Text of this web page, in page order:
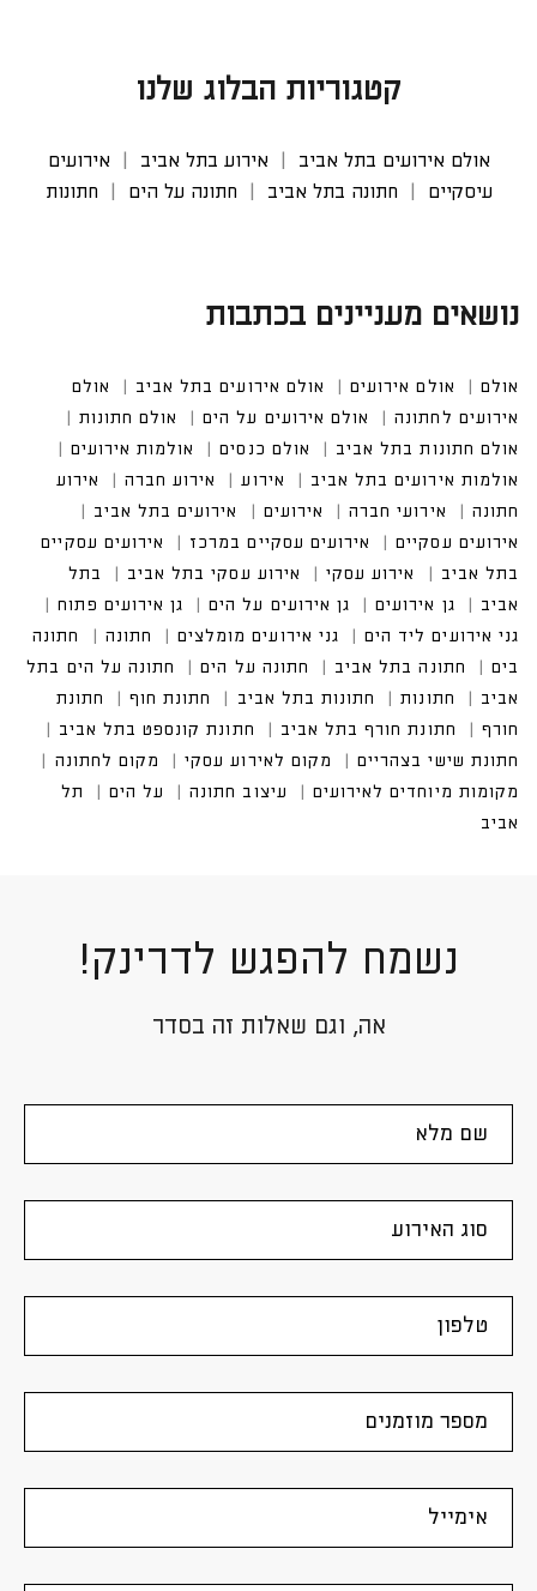
קטגוריות הבלוג שלנו
אולם אירועים בתל אביב אירוע בתל אביב
אירועים
עיסקיים
חתונה בתל אביב חתונה על הים חתונות
נושאים מעניינים בכתבות
אולם אולם אירועים אולם אירועים בתל אביב
אולם אי
רועים לחתונה
אולם אירועים על הים
אולם חתונות
אולם חתונות בתל אביב
אולם כנסים
אולמות אירועים
אולמות אירועים בתל אביב
אירועים בתל אביב
אירועים עסקיים במרכז
אירועים עסקיים בתל אביב
נשמח להפגש לדרינק!
אה, וגם שאלות זה בסדר